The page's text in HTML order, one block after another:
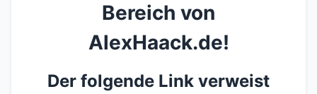
Bereich von
AlexHaack.de!
Der folgende Link verweist